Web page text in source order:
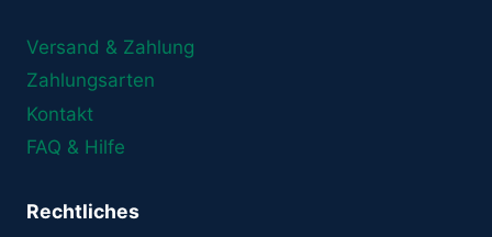
werden
Versand & Zahlung
Zahlungsarten
Kontakt
FAQ & Hilfe
Rechtliches